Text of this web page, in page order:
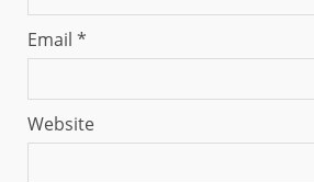
Email *
Website